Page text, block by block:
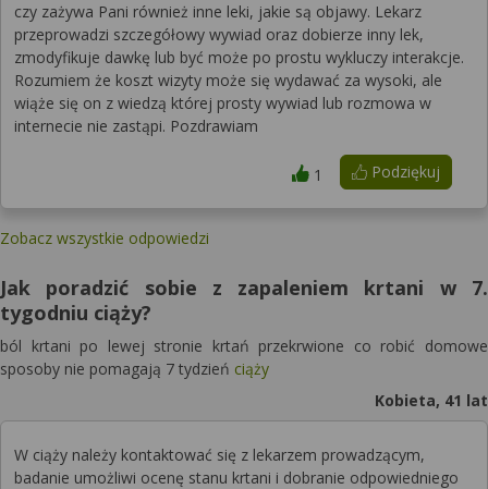
czy zażywa Pani również inne leki, jakie są objawy. Lekarz
przeprowadzi szczegółowy wywiad oraz dobierze inny lek,
zmodyfikuje dawkę lub być może po prostu wykluczy interakcje.
Rozumiem że koszt wizyty może się wydawać za wysoki, ale
wiąże się on z wiedzą której prosty wywiad lub rozmowa w
internecie nie zastąpi. Pozdrawiam
Podziękuj
1
Zobacz wszystkie odpowiedzi
Jak poradzić sobie z zapaleniem krtani w 7.
tygodniu ciąży?
ból krtani po lewej stronie krtań przekrwione co robić domowe
sposoby nie pomagają 7 tydzień ciąży
Kobieta, 41 lat
W ciąży należy kontaktować się z lekarzem prowadzącym,
badanie umożliwi ocenę stanu krtani i dobranie odpowiedniego